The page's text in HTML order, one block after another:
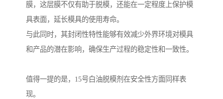
膜，这层膜不仅有助于脱模，还能在一定程度上保护模
具表面，延长模具的使用寿命。
与此同时，其封闭性特性能够有效减少外界环境对模具
和产品的潜在影响，确保生产过程的稳定性和一致性。
值得一提的是，15号白油脱模剂在安全性方面同样表
现。